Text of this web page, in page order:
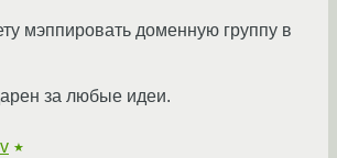
мэппировать доменную группу в
за любые идеи.
★